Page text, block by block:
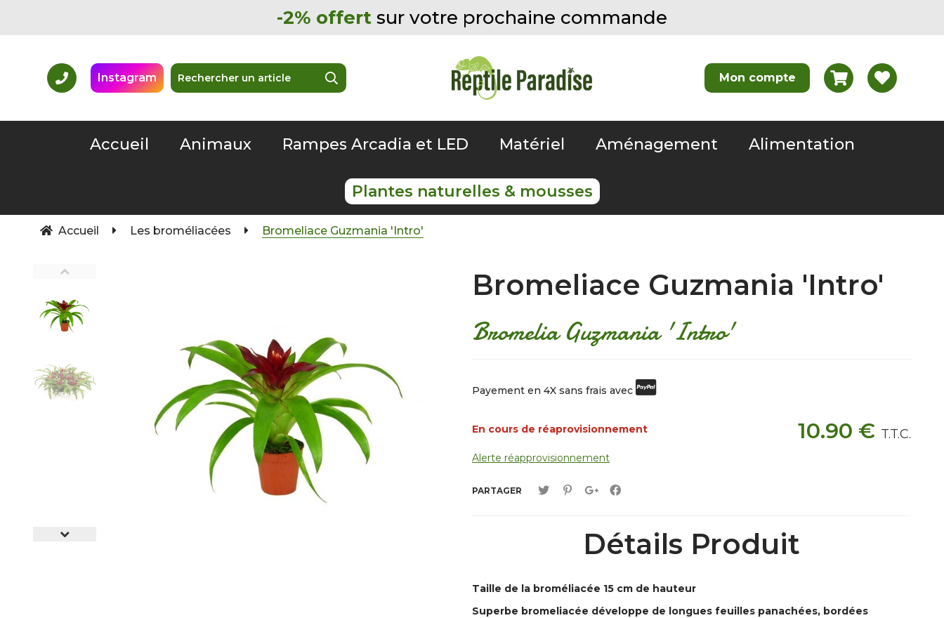
Instagram
Accueil Animaux Rampes Arcadia et LED Matériel Aménagement Alimentation
Plantes naturelles & mousses
Accueil Les broméliacées Bromeliace Guzmania 'Intro'
Bromeliace Guzmania 'Intro'
Bromelia Guzmania 'Intro'
Payement en 4X sans frais avec
10.90 € T.T.C.
En cours de réaprovisionnement
Alerte réapprovisionnement
PARTAGER
Détails Produit
Taille de la broméliacée 15 cm de hauteur
Superbe bromeliacée développe de longues feuilles panachées, bordées
-2% offert sur votre prochaine commande